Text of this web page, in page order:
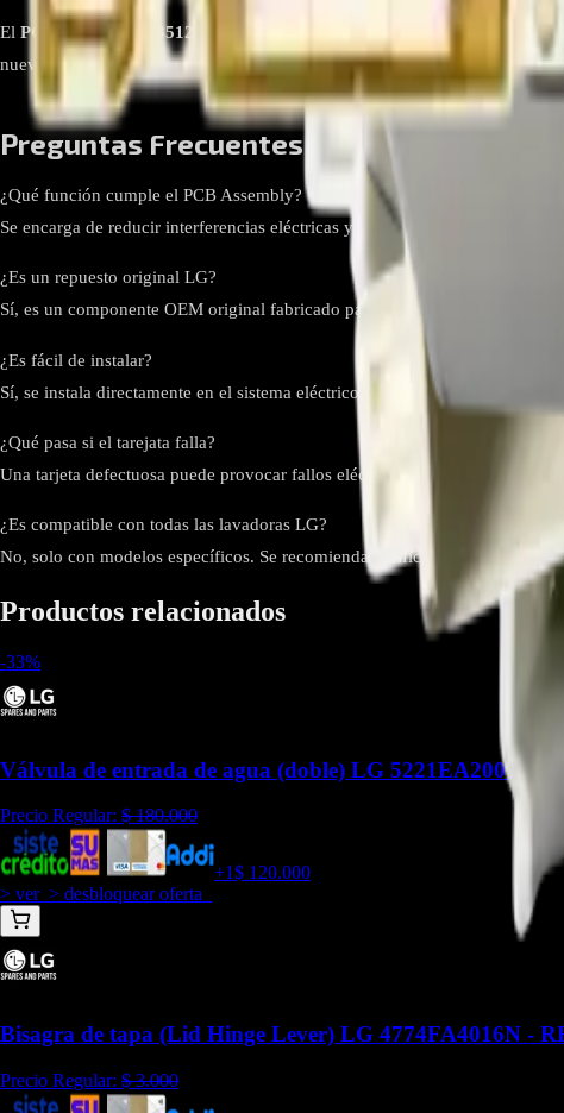
El PCB Filtro EBR73512608
es una pieza esencial en el sistema
nuevo.
Preguntas Frecuentes
¿Qué función cumple el PCB Assembly?
Se encarga de reducir interferencias eléctricas y proteger la tarjeta principal
¿Es un repuesto original LG?
Sí, es un componente OEM original fabricado para garantizar
¿Es fácil de instalar?
Sí, se instala directamente en el sistema eléctrico de la lavadora sin
¿Qué pasa si el tarejata falla?
Una tarjeta defectuosa puede provocar fallos eléctricos, apagados
¿Es compatible con todas las lavadoras LG?
No, solo con modelos específicos. Se recomienda verificar la referencia
Productos relacionados
-33%
Válvula de entrada de agua (doble) LG 5221EA2001P -
Precio Regular: $180.000
+1$ 120.000
> ver_ > desbloquear oferta_
Bisagra de tapa (Lid Hinge Lever) LG 4774FA4016N -
Precio Regular: $3.000